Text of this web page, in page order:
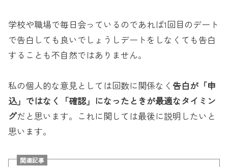
学校や職場で毎日会っているのであれば1回目のデート
で告白しても良いでしょうしデートをしなくても告白
することも不自然ではありません。
私の個人的な意見としては回数に関係なく 告白が「申
込」ではなく「確認」になったときが最適なタイミン
グだと思います。これに関しては最後に説明したいと
思います。
関連記事